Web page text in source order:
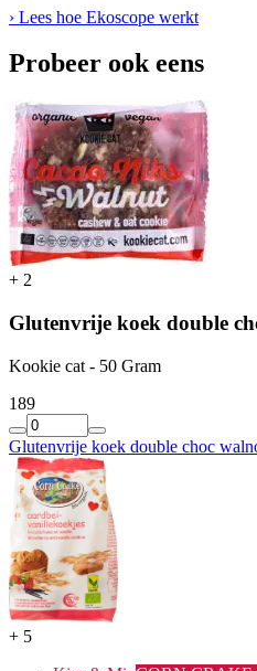
› Lees hoe Ekoscope werkt
Probeer ook eens
+ 2
Glutenvrije koek double
Kookie cat - 50 Gram
189
Glutenvrije koek double choc
+ 5